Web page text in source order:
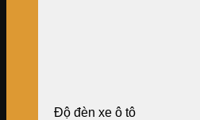
Độ đèn xe ô tô